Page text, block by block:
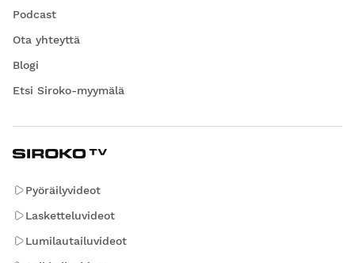
Podcast
Ota yhteyttä
Blogi
Etsi Siroko-myymälä
Pyöräilyvideot
Lasketteluvideot
Lumilautailuvideot